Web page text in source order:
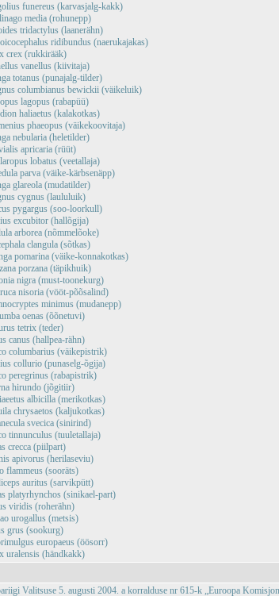
funereus (karvasjalg-kakk)
media (rohunepp)
tridactylus (laanerähn)
ridibundus (naerukajakas)
crex (rukkirääk)
vanellus (kiivitaja)
totanus (punajalg-tilder)
columbianus bewickii (väikeluik)
lagopus (rabapüü)
haliaetus (kalakotkas)
phaeopus (väikekoovitaja)
nebularia (heletilder)
apricaria (rüüt)
lobatus (veetallaja)
parva (väike-kärbsenäpp)
glareola (mudatilder)
cygnus (laululuik)
pygargus (soo-loorkull)
excubitor (hallõgija)
arborea (nõmmelõoke)
clangula (sõtkas)
pomarina (väike-konnakotkas)
porzana (täpikhuik)
nigra (must-toonekurg)
nisoria (vööt-põõsalind)
minimus (mudanepp)
oenas (õõnetuvi)
tetrix (teder)
canus (hallpea-rähn)
columbarius (väikepistrik)
collurio (punaselg-õgija)
peregrinus (rabapistrik)
hirundo (jõgitiir)
albicilla (merikotkas)
chrysaetos (kaljukotkas)
svecica (sinirind)
tinnunculus (tuuletallaja)
crecca (piilpart)
apivorus (herilaseviu)
flammeus (sooräts)
auritus (sarvikpütt)
platyrhynchos (sinikael-part)
viridis (roherähn)
urogallus (metsis)
grus (sookurg)
europaeus (öösorr)
uralensis (händkakk)
Valitsuse 5. augusti 2004. a korralduse nr 615-k „Euroopa